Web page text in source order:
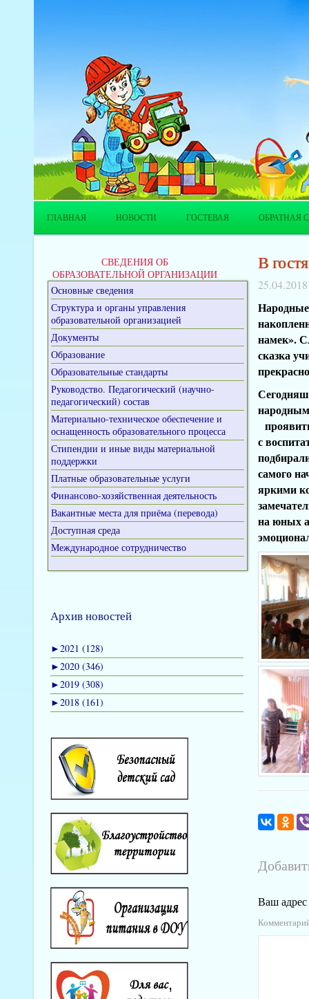
ГЛАВНАЯ НОВОСТИ ГОСТЕВАЯ ОБРАТНАЯ
СВЕДЕНИЯ ОБ
ОБРАЗОВАТЕЛЬНОЙ ОРГАНИЗАЦИИ
Основные сведения
Структура и органы управления
образовательной организацией
Документы
Образование
Образовательные стандарты
Руководство. Педагогический (научно-
педагогический) состав
Материально-техническое обеспечение и
оснащенность образовательного процесса
Стипендии и иные виды материальной
поддержки
Платные образовательные услуги
Финансово-хозяйственная деятельность
Вакантные места для приёма (перевода)
Доступная среда
Международное сотрудничество
Архив новостей
►2021 (128)
►2020 (346)
►2019 (308)
►2018 (161)
В
25.04.2018
намек».
сказка
народным
с
самого
яркими
на юных
Ваш адрес